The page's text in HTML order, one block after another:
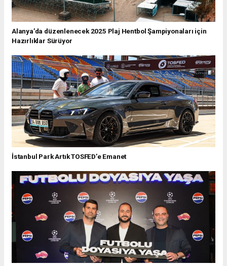
Alanya’da düzenlenecek 2025 Plaj Hentbol Şampiyonaları için
Hazırlıklar Sürüyor
İstanbul Park Artık TOSFED’e Emanet